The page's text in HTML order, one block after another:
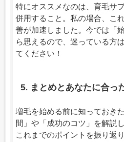
特にオススメなのは、育毛サ
併用すること。私の場合、こ
善が加速しました。今では「
ら思えるので、迷っている方
てください！
5. まとめとあなたに合っ
増毛を始める前に知っておき
間」や「成功のコツ」を解説
これまでのポイントを振り返